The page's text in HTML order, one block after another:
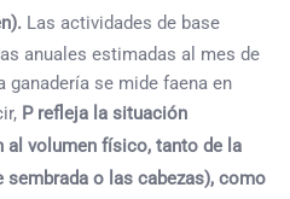
Las actividades de base
anuales estimadas al mes de
ganadería se mide faena en
P refleja la situación
al volumen físico, tanto de la
sembrada o las cabezas), como